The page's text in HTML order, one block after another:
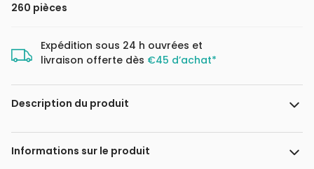
260 pièces
Expédition sous 24 h ouvrées et
livraison offerte dès €45 d’achat*
Description du produit
Kat Fedora
Informations sur le produit